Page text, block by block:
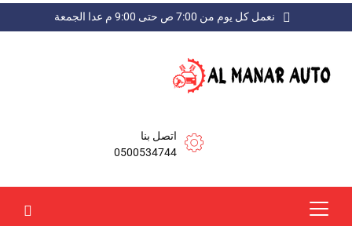
نعمل كل يوم من 7:00 ص حتى 9:00 م عدا الجمعة
اتصل بنا
0500534744